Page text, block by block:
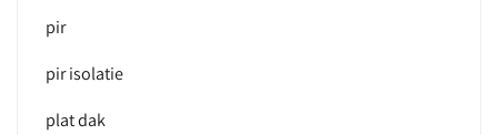
pir
pir isolatie
plat dak